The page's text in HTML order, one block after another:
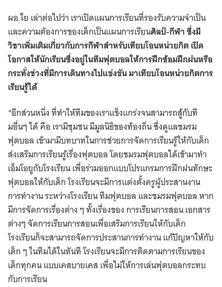
ผอ.ใย เล่าต่อไปว่า เราเปิดแผนการเรียนที่รองรับความจำเป็น
และความต้องการของเด็กเป็นแผนการเรียนศิลป์-กีฬาซึ่งมี
วิชาเพิ่มเติมเกี่ยวกับการกีฬาสำหรับเทียบโอนหน่วยกิต เปิด
โอกาสให้นักเรียนซึ่งอยู่ในทีมฟุตบอลให้การฝึกซ้อมฝึกฝนหรือ
กระทั่งช่วงที่มีการเดินทางไปแข่งขัน มาเทียบโอนหน่วยกิตการ
เรียนรู้ได้
“อีกส่วนหนึ่ง ที่ทำให้ทีมของเราแข็งแกร่งจนสามารถสู้กับที
มอื่นๆ ได้ คือ เรามีชุมชน มีมูลนิธิของท้องถิ่น ซึ่งดูแลชมรม
ฟุตบอล เข้ามามีบทบาทในการช่วยการจัดการเรียนรู้ให้กับเด็ก
ส่งเสริมการเรียนรู้เรื่องฟุตบอล โดยชมรมฟุตบอลได้เข้ามาทำ
เอ็มโอยูกับโรงเรียน เพื่อร่วมออกแบบโปรแกรมการฝึกฝนทักษะ
ฟุตบอลให้กับเด็ก โรงเรียนจะมีการแต่งตั้งครูผู้ประสานงาน
การทำงาน ระหว่างโรงเรียน ทีมฟุตบอล และชมรมฟุตบอล หาก
มีการจัดการเรื่องต่าง ๆ ทั้งเรื่องของ การเรียนการสอน เอกสาร
ต่างๆ จัดการเรียนการสอนเพื่อเสริมการเรียนให้กับเด็ก
โรงเรียนก็จะสามารถจัดการประสานการทำงาน แก้ปัญหาให้กับ
เด็ก ๆ ในทีมได้ในทันที โรงเรียนจะมีการติดตามการเรียนของ
เด็กทุกคน แบบเคสบายเคส เพื่อไม่ให้การเล่นฟุตบอลกระทบ
กับการเรียน